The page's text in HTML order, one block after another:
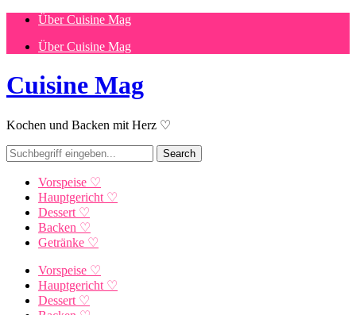
Über Cuisine Mag
Über Cuisine Mag
Cuisine Mag
Kochen und Backen mit Herz ♡
Vorspeise ♡
Hauptgericht ♡
Dessert ♡
Backen ♡
Getränke ♡
Vorspeise ♡
Hauptgericht ♡
Dessert ♡